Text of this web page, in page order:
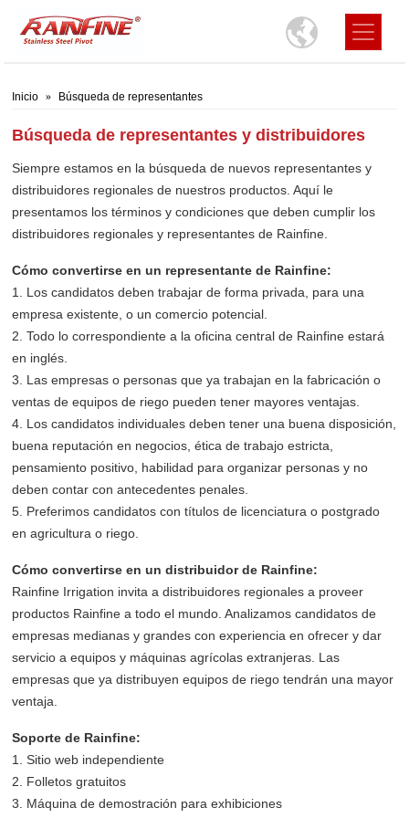
Inicio Búsqueda de representantes
Búsqueda de representantes y distribuidores
Siempre estamos en la búsqueda de nuevos representantes y
distribuidores regionales de nuestros productos. Aquí le
presentamos los términos y condiciones que deben cumplir los
distribuidores regionales y representantes de Rainfine.
Cómo convertirse en un representante de Rainfine:
1. Los candidatos deben trabajar de forma privada, para una
empresa existente, o un comercio potencial.
2. Todo lo correspondiente a la oficina central de Rainfine estará
en inglés.
3. Las empresas o personas que ya trabajan en la fabricación o
ventas de equipos de riego pueden tener mayores ventajas.
4. Los candidatos individuales deben tener una buena disposición,
buena reputación en negocios, ética de trabajo estricta,
pensamiento positivo, habilidad para organizar personas y no
deben contar con antecedentes penales.
5. Preferimos candidatos con títulos de licenciatura o postgrado
en agricultura o riego.
Cómo convertirse en un distribuidor de Rainfine:
Rainfine Irrigation invita a distribuidores regionales a proveer
productos Rainfine a todo el mundo. Analizamos candidatos de
empresas medianas y grandes con experiencia en ofrecer y dar
servicio a equipos y máquinas agrícolas extranjeras. Las
empresas que ya distribuyen equipos de riego tendrán una mayor
ventaja.
Soporte de Rainfine:
1. Sitio web independiente
2. Folletos gratuitos
3. Máquina de demostración para exhibiciones